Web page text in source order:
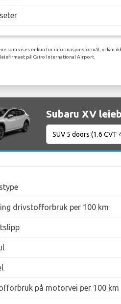
som vises er kun for informasjonsformål, vi kan
på Cairo International Airport.
Subaru XV
drivstofforbruk per 100 km
på motorvei per 100 km